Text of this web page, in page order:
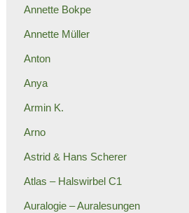
Annette Bokpe
Annette Müller
Anton
Anya
Armin K.
Arno
Astrid & Hans Scherer
Atlas – Halswirbel C1
Auralogie – Auralesungen